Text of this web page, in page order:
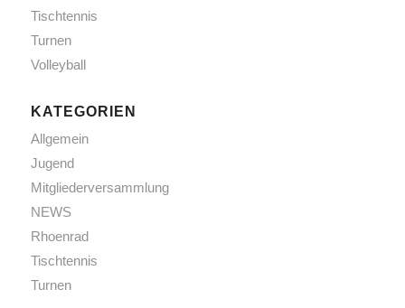
Tischtennis
Turnen
Volleyball
KATEGORIEN
Allgemein
Jugend
Mitgliederversammlung
NEWS
Rhoenrad
Tischtennis
Turnen